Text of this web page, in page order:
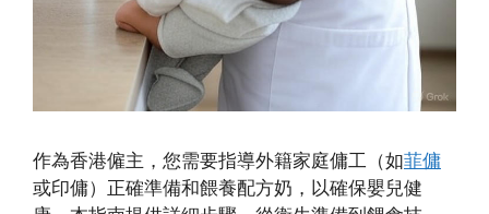
作為香港僱主，您需要指導外籍家庭傭工（如菲傭
或印傭）正確準備和餵養配方奶，以確保嬰兒健